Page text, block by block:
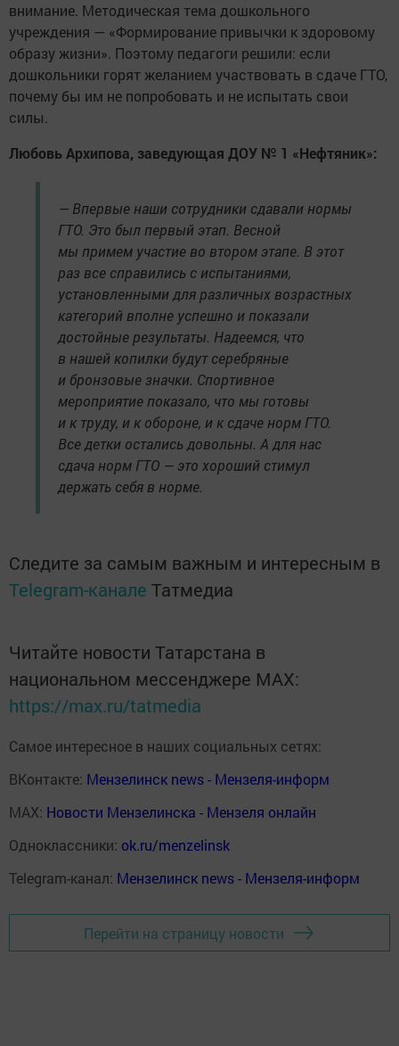
внимание. Методическая тема дошкольного
учреждения — «Формирование привычки к здоровому
образу жизни». Поэтому педагоги решили: если
дошкольники горят желанием участвовать в сдаче ГТО,
почему бы им не попробовать и не испытать свои
силы.
Любовь Архипова, заведующая ДОУ № 1 «Нефтяник»:
— Впервые наши сотрудники сдавали нормы
ГТО. Это был первый этап. Весной
мы примем участие во втором этапе. В этот
раз все справились с испытаниями,
установленными для различных возрастных
категорий вполне успешно и показали
достойные результаты. Надеемся, что
в нашей копилки будут серебряные
и бронзовые значки. Спортивное
мероприятие показало, что мы готовы
и к труду, и к обороне, и к сдаче норм ГТО.
Все детки остались довольны. А для нас
сдача норм ГТО — это хороший стимул
держать себя в норме.
Следите за самым важным и интересным в
Telegram-канале Татмедиа
Читайте новости Татарстана в
национальном мессенджере MАХ:
https://max.ru/tatmedia
Самое интересное в наших социальных сетях:
ВКонтакте: Мензелинск news - Мензеля-информ
MAX: Новости Мензелинска - Мензеля онлайн
Одноклассники: ok.ru/menzelinsk
Telegram-канал: Мензелинск news - Мензеля-информ
Перейти на страницу новости